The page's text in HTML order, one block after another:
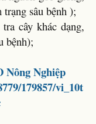
sâu bệnh );
cây khác dạng,
bệnh);
Nông Nghiệp
179857/vi_10t